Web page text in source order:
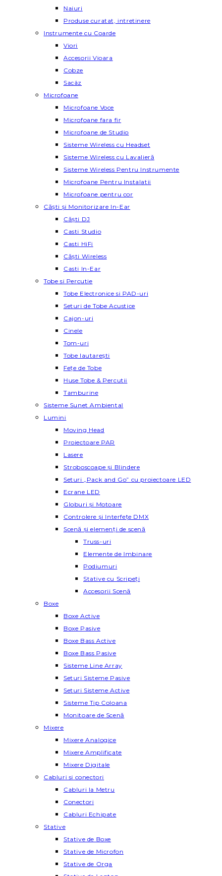
Naiuri
Produse curatat, intretinere
Instrumente cu Coarde
Viori
Accesorii Vioara
Cobze
Sacâz
Microfoane
Microfoane Voce
Microfoane fara fir
Microfoane de Studio
Sisteme Wireless cu Headset
Sisteme Wireless cu Lavalieră
Sisteme Wireless Pentru Instrumente
Microfoane Pentru Instalatii
Microfoane pentru cor
Căști și Monitorizare In-Ear
Căști DJ
Casti Studio
Casti HiFi
Căști Wireless
Casti In-Ear
Tobe si Percutie
Tobe Electronice si PAD-uri
Seturi de Tobe Acustice
Cajon-uri
Cinele
Tom-uri
Tobe lautareşti
Fețe de Tobe
Huse Tobe & Percutii
Tamburine
Sisteme Sunet Ambiental
Lumini
Moving Head
Proiectoare PAR
Lasere
Stroboscoape și Blindere
Seturi „Pack and Go” cu proiectoare LED
Ecrane LED
Globuri și Motoare
Controlere și Interfețe DMX
Scenă și elemenți de scenă
Truss-uri
Elemente de Imbinare
Podiumuri
Stative cu Scripeți
Accesorii Scenă
Boxe
Boxe Active
Boxe Pasive
Boxe Bass Active
Boxe Bass Pasive
Sisteme Line Array
Seturi Sisteme Pasive
Seturi Sisteme Active
Sisteme Tip Coloana
Monitoare de Scenă
Mixere
Mixere Analogice
Mixere Amplificate
Mixere Digitale
Cabluri si conectori
Cabluri la Metru
Conectori
Cabluri Echipate
Stative
Stative de Boxe
Stative de Microfon
Stative de Orga